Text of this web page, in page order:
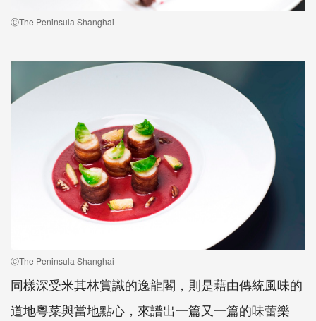
ⒸThe Peninsula Shanghai
ⒸThe Peninsula Shanghai
同樣深受米其林賞識的逸龍閣，則是藉由傳統風味的
道地粵菜與當地點心，來譜出一篇又一篇的味蕾樂